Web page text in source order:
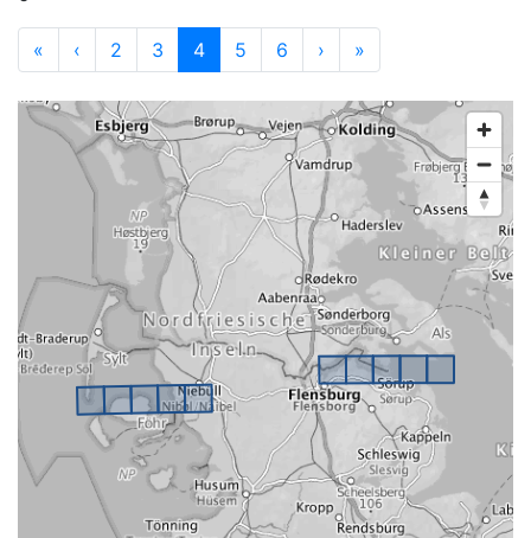
« ‹ 2 3 4 5 6 › »